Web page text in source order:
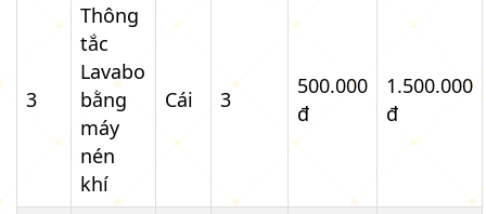
3
Thông
tắc
Lavabo
bằng
máy
nén
khí
Cái 3
500.000
đ
1.500.000
đ